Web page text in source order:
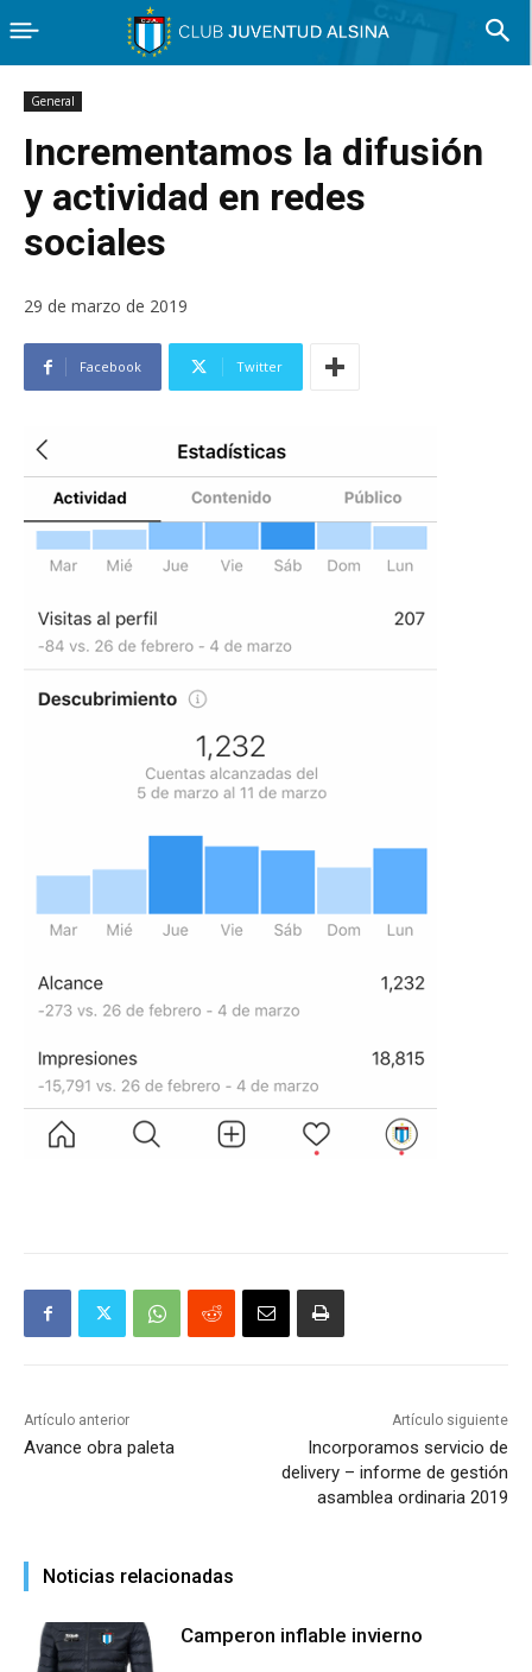
General
Incrementamos la difusión
y actividad en redes
sociales
29 de marzo de 2019
Facebook Twitter
Artículo anterior
Avance obra paleta
Artículo siguiente
Incorporamos servicio de
delivery – informe de gestión
asamblea ordinaria 2019
Noticias relacionadas
Camperon inflable invierno